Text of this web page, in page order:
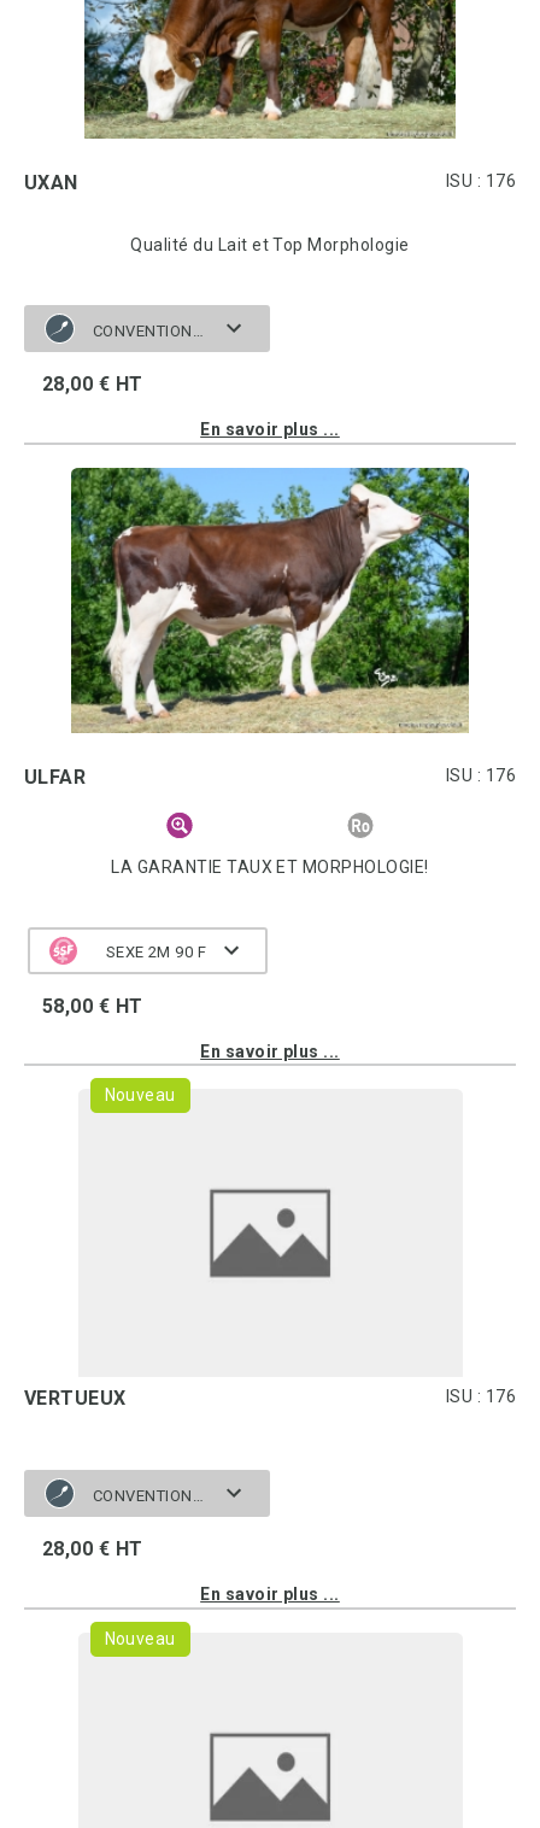
UXAN ISU : 176
Qualité du Lait et Top Morphologie
28,00 € HT
En savoir plus ...
ULFAR ISU : 176
LA GARANTIE TAUX ET MORPHOLOGIE!
SEXE 2M 90 F
58,00 € HT
En savoir plus ...
Nouveau
VERTUEUX ISU : 176
28,00 € HT
En savoir plus ...
Nouveau